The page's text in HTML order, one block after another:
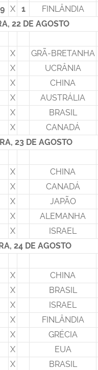
9 X 1
FINLÂNDIA
22 DE AGOSTO
X
GRÃ-BRETANHA
X
UCRÂNIA
X
CHINA
X
AUSTRÁLIA
X
BRASIL
X
CANADÁ
23 DE AGOSTO
X
CHINA
X
CANADÁ
X
JAPÃO
X
ALEMANHA
X
ISRAEL
24 DE AGOSTO
X
CHINA
X
BRASIL
X
ISRAEL
X
FINLÂNDIA
X
GRÉCIA
X
EUA
X
BRASIL